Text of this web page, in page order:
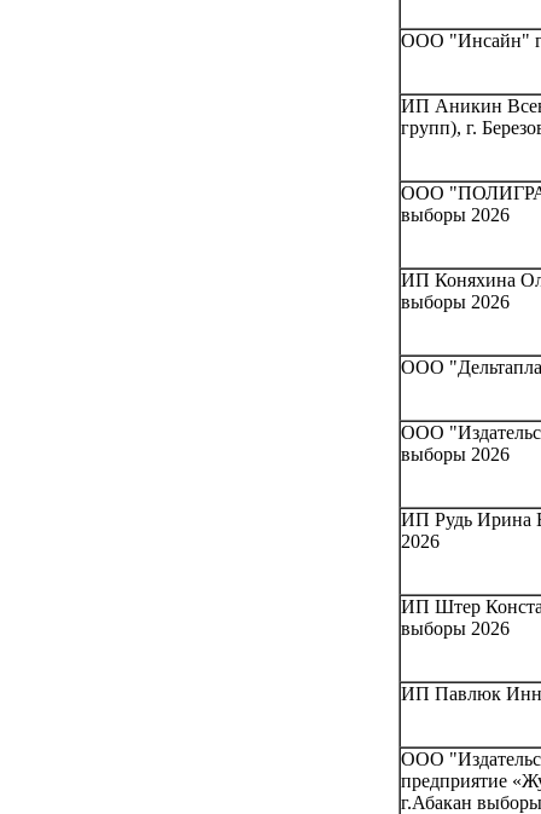
ООО "Инсайн"
ИП Аникин
групп), г.
ООО
выборы 2026
ИП Коняхина
выборы 2026
ООО
ООО
выборы 2026
ИП Рудь Ирина
2026
ИП Штер
выборы 2026
ИП Павлюк
ООО
предприятие
г.Абакан